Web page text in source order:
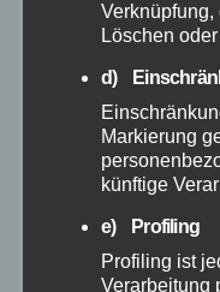
Neuwied
Rettungsdienst
Rhein-Lahn
Löschen
d)
Markierung
künftige
e) Profiling
Profiling ist
Verarbeitung